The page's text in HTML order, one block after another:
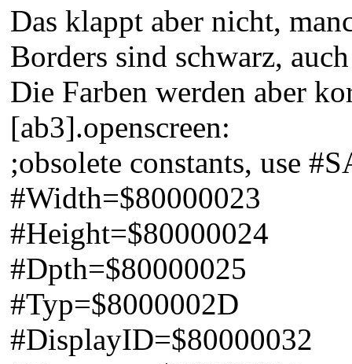
Das klappt aber nicht,
Borders sind schwarz,
Die Farben werden aber
[ab3].openscreen:
;obsolete constants, use
#Width=$80000023
#Height=$80000024
#Dpth=$80000025
#Typ=$8000002D
#DisplayID=$80000032